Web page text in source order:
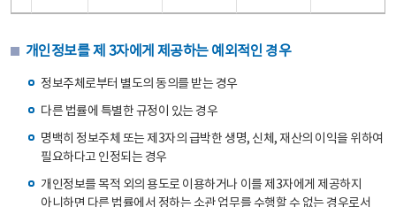
개인정보를 제 3자에게 제공하는 예외적인 경우
정보주체로부터 별도의 동의를 받는 경우
다른 법률에 특별한 규정이 있는 경우
명백히 정보주체 또는 제3자의 급박한 생명, 신체, 재산의 이익을 위하여
필요하다고 인정되는 경우
개인정보를 목적 외의 용도로 이용하거나 이를 제3자에게 제공하지
아니하면 다른 법률에서 정하는 소관 업무를 수행할 수 없는 경우로서